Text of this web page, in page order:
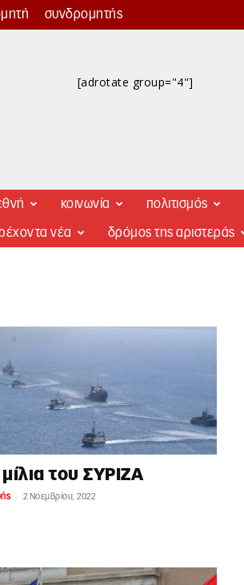
συνδρομητής
[adrotate group="4"]
κοινωνία πολιτισμός
νέα δρόμος της αριστεράς
μίλια του ΣΥΡΙΖΑ
- 2 Νοεμβρίου, 2022